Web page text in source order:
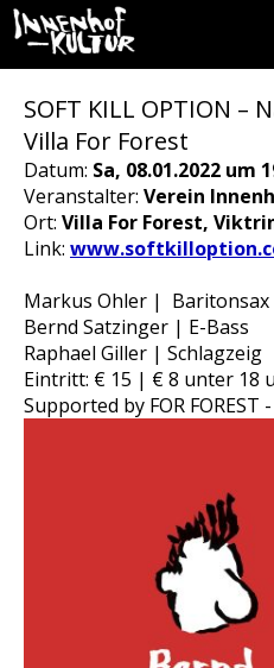
SOFT KILL OPTION –
Villa For Forest
Datum: Sa, 08.01.2022 um
Veranstalter: Verein
Ort: Villa For Forest,
Link:
Markus Ohler | Baritonsax
Bernd Satzinger | E-Bass
Raphael Giller | Schlagzeig
Eintritt: € 15 | € 8 unter 18
Supported by FOR